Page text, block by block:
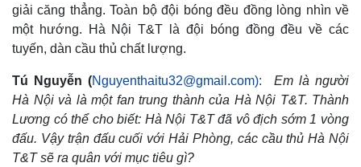
giải căng thẳng. Toàn bộ đội bóng đều đồng lòng nhìn về
một hướng. Hà Nội T&T là đội bóng đồng đều về các
tuyến, dàn cầu thủ chất lượng.
Tú Nguyễn (Nguyenthaitu32@gmail.com): Em là người
Hà Nội và là một fan trung thành của Hà Nội T&T. Thành
Lương có thể cho biết: Hà Nội T&T đã vô địch sớm 1 vòng
đấu. Vậy trận đấu cuối với Hải Phòng, các cầu thủ Hà Nội
T&T sẽ ra quân với mục tiêu gì?